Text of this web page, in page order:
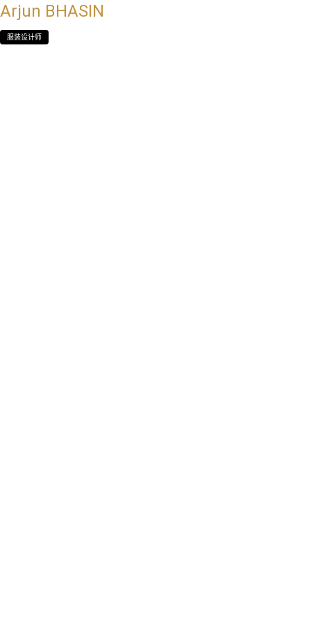
Arjun BHASIN
服装设计师